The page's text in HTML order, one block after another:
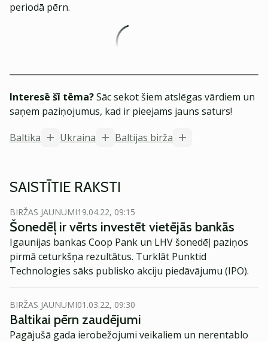
periodā pērn.
Interesē šī tēma?Sāc sekot šiem atslēgas vārdiem un
saņem paziņojumus, kad ir pieejams jauns saturs!
Baltika
Ukraina Baltijas birža
SAISTĪTIE RAKSTI
BIRŽAS JAUNUMI19.04.22, 09:15
Šonedēļ ir vērts investēt vietējās bankās
Igaunijas bankas Coop Pank un LHV šonedēļ paziņos
pirmā ceturkšņa rezultātus. Turklāt Punktid
Technologies sāks publisko akciju piedāvājumu (IPO).
BIRŽAS JAUNUMI01.03.22, 09:30
Baltikai pērn zaudējumi
Pagājušā gada ierobežojumi veikaliem un nerentablo